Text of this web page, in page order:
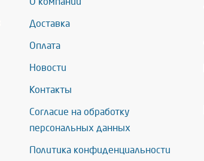
Доставка
Оплата
Новости
Контакты
Согласие на обработку
персональных данных
Политика конфиденциальности